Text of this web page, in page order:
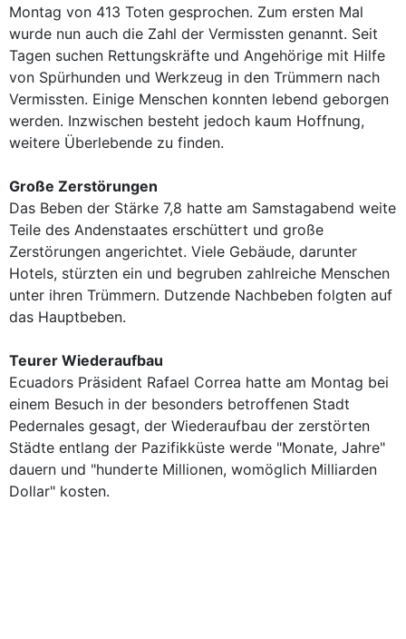
Montag von 413 Toten gesprochen. Zum ersten Mal
wurde nun auch die Zahl der Vermissten genannt. Seit
Tagen suchen Rettungskräfte und Angehörige mit Hilfe
von Spürhunden und Werkzeug in den Trümmern nach
Vermissten. Einige Menschen konnten lebend geborgen
werden. Inzwischen besteht jedoch kaum Hoffnung,
weitere Überlebende zu finden.
Große Zerstörungen
Das Beben der Stärke 7,8 hatte am Samstagabend weite
Teile des Andenstaates erschüttert und große
Zerstörungen angerichtet. Viele Gebäude, darunter
Hotels, stürzten ein und begruben zahlreiche Menschen
unter ihren Trümmern. Dutzende Nachbeben folgten auf
das Hauptbeben.
Teurer Wiederaufbau
Ecuadors Präsident Rafael Correa hatte am Montag bei
einem Besuch in der besonders betroffenen Stadt
Pedernales gesagt, der Wiederaufbau der zerstörten
Städte entlang der Pazifikküste werde "Monate, Jahre"
dauern und "hunderte Millionen, womöglich Milliarden
Dollar" kosten.